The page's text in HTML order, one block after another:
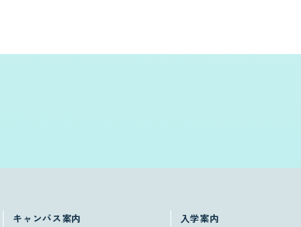
キャンパス案内
入学案内